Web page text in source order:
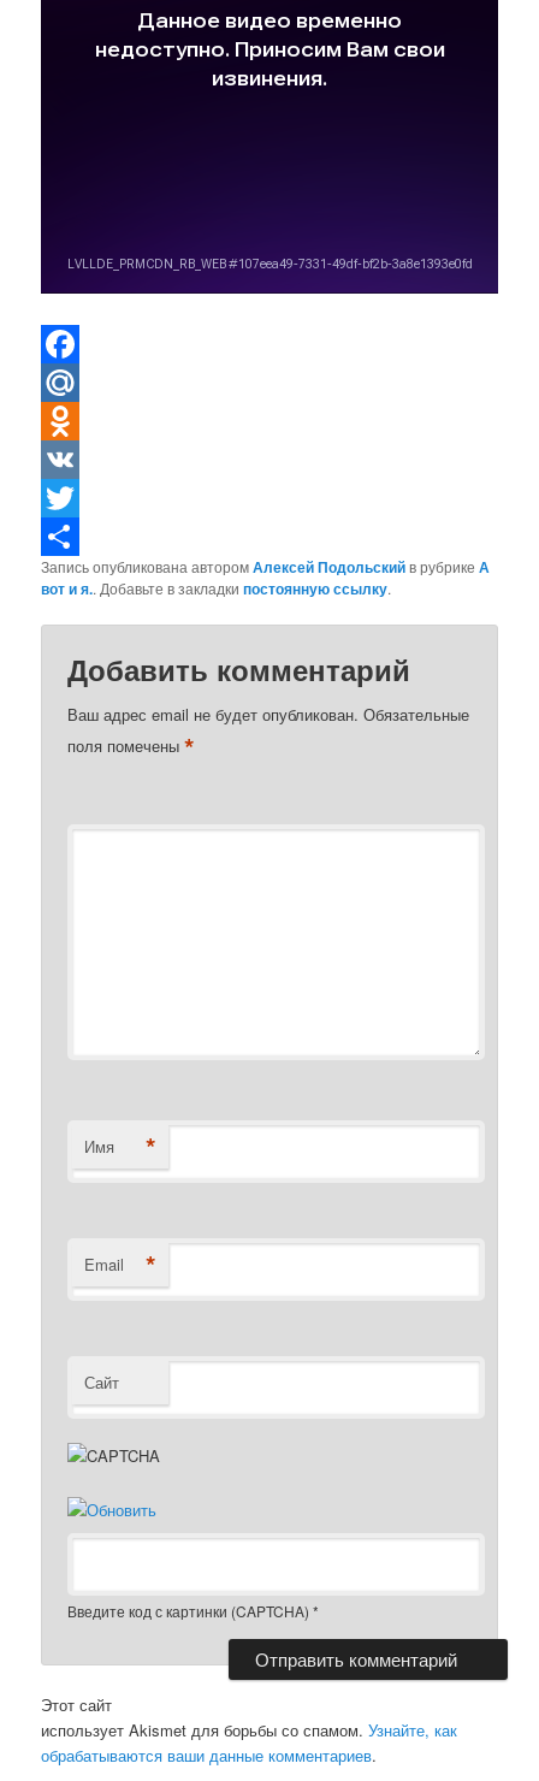
Facebook
Mail.Ru
Odnoklassniki
VK
Twitter
Отправить
Запись опубликована авторомАлексей Подольскийв рубрикеА
вот и я.. Добавьте в закладкипостоянную ссылку.
Добавить комментарий
Ваш адрес email не будет опубликован. Обязательные
поля помечены*
Имя *
Email *
Сайт
Введите код с картинки (CAPTCHA) *
Этот сайт
использует Akismet для борьбы со спамом.Узнайте, как
обрабатываются ваши данные комментариев.